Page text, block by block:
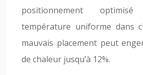
positionnement
température uniforme dans
mauvais placement peut
de chaleur jusqu’à 12%.